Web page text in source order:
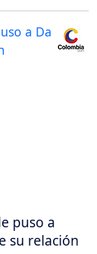
puso a
su relación